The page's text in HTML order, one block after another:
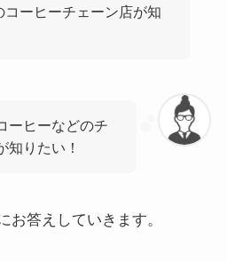
コーヒーチェーン店が知
ーヒーなどのチ
知りたい！
お答えしていきます。